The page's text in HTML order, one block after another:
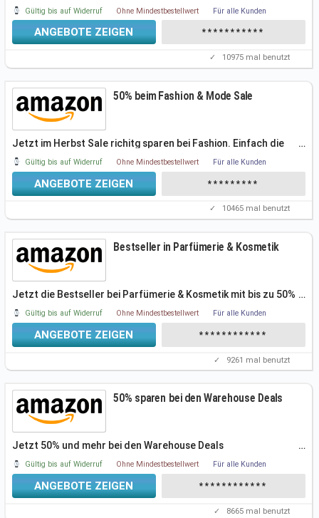
aus der Sparte Drogerie
Gültig bis auf Widerruf Ohne Mindestbestellwert Für alle Kunden
ANGEBOTE ZEIGEN ***********
✓ 10975 mal benutzt
50% beim Fashion & Mode Sale
Jetzt im Herbst Sale richitg sparen bei Fashion. Einfach die
aktuelle Aktion
…
Gültig bis auf Widerruf Ohne Mindestbestellwert Für alle Kunden
ANGEBOTE ZEIGEN *********
✓ 10465 mal benutzt
Bestseller in Parfümerie & Kosmetik
Jetzt die Bestseller bei Parfümerie & Kosmetik mit bis zu 50%
Rabatt shoppen.
…
Gültig bis auf Widerruf Ohne Mindestbestellwert Für alle Kunden
ANGEBOTE ZEIGEN ************
✓ 9261 mal benutzt
50% sparen bei den Warehouse Deals
Jetzt 50% und mehr bei den Warehouse Deals …
Gültig bis auf Widerruf Ohne Mindestbestellwert Für alle Kunden
ANGEBOTE ZEIGEN ************
✓ 8665 mal benutzt